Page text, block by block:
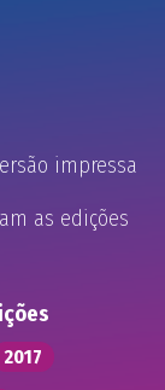
impressa
as edições
2017